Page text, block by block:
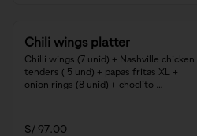
Chili wings platter
Chilli wings (7 unid) + Nashville chicken
tenders ( 5 und) + papas fritas XL +
onion rings (8 unid) + choclito
S/ 97.00